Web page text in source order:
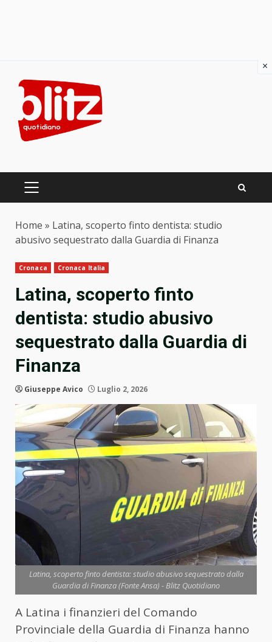
content
PRIMARY
Home » Latina, scoperto finto dentista: studio
abusivo sequestrato dalla Guardia di Finanza
Cronaca Cronaca Italia
Latina, scoperto finto
dentista: studio abusivo
sequestrato dalla Guardia di
Finanza
Giuseppe Avico Luglio 2, 2026
Latina, scoperto finto dentista: studio abusivo sequestrato dalla
Guardia di Finanza (Fonte Ansa) - Blitz Quotidiano
A Latina i finanzieri del Comando
Provinciale della Guardia di Finanza hanno
×